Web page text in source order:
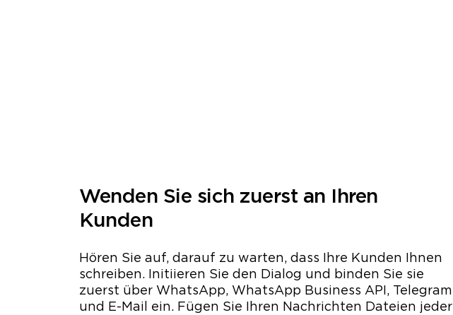
Wenden Sie sich zuerst an Ihren
Kunden
Hören Sie auf, darauf zu warten, dass Ihre Kunden Ihnen
schreiben. Initiieren Sie den Dialog und binden Sie sie
zuerst über WhatsApp, WhatsApp Business API, Telegram
und E-Mail ein. Fügen Sie Ihren Nachrichten Dateien jeder